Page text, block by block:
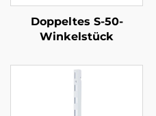
Doppeltes S-50-
Winkelstück